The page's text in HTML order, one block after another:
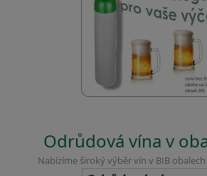
Odrůdová vína v
Nabízíme široký výběr vín v BIB